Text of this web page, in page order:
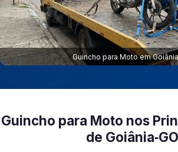
Guincho para Moto em
Guincho para Moto nos
de Goiânia‑GO